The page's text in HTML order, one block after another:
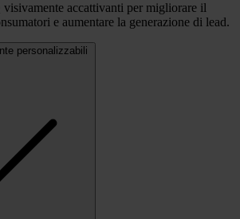
accattivanti per migliorare il
e aumentare la generazione di lead.
personalizzabili